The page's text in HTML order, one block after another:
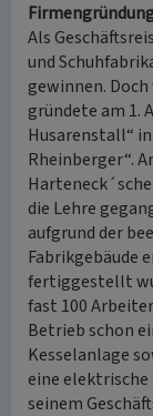
Als
und
gewinnen.
gründete am 1.
Husarenstall“
Rheinberger“.
die Lehre
aufgrund der
Fabrikgebäude
fertiggestellt
fast 100
Betrieb schon
Kesselanlage
eine elektrische
seinem